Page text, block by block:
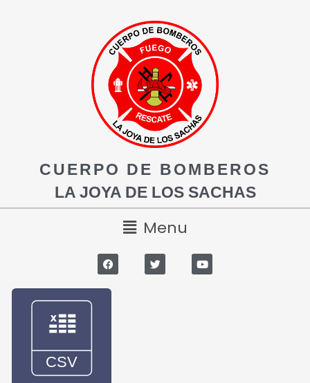
CUERPO DE BOMBEROS
LA JOYA DE LOS SACHAS
Menu